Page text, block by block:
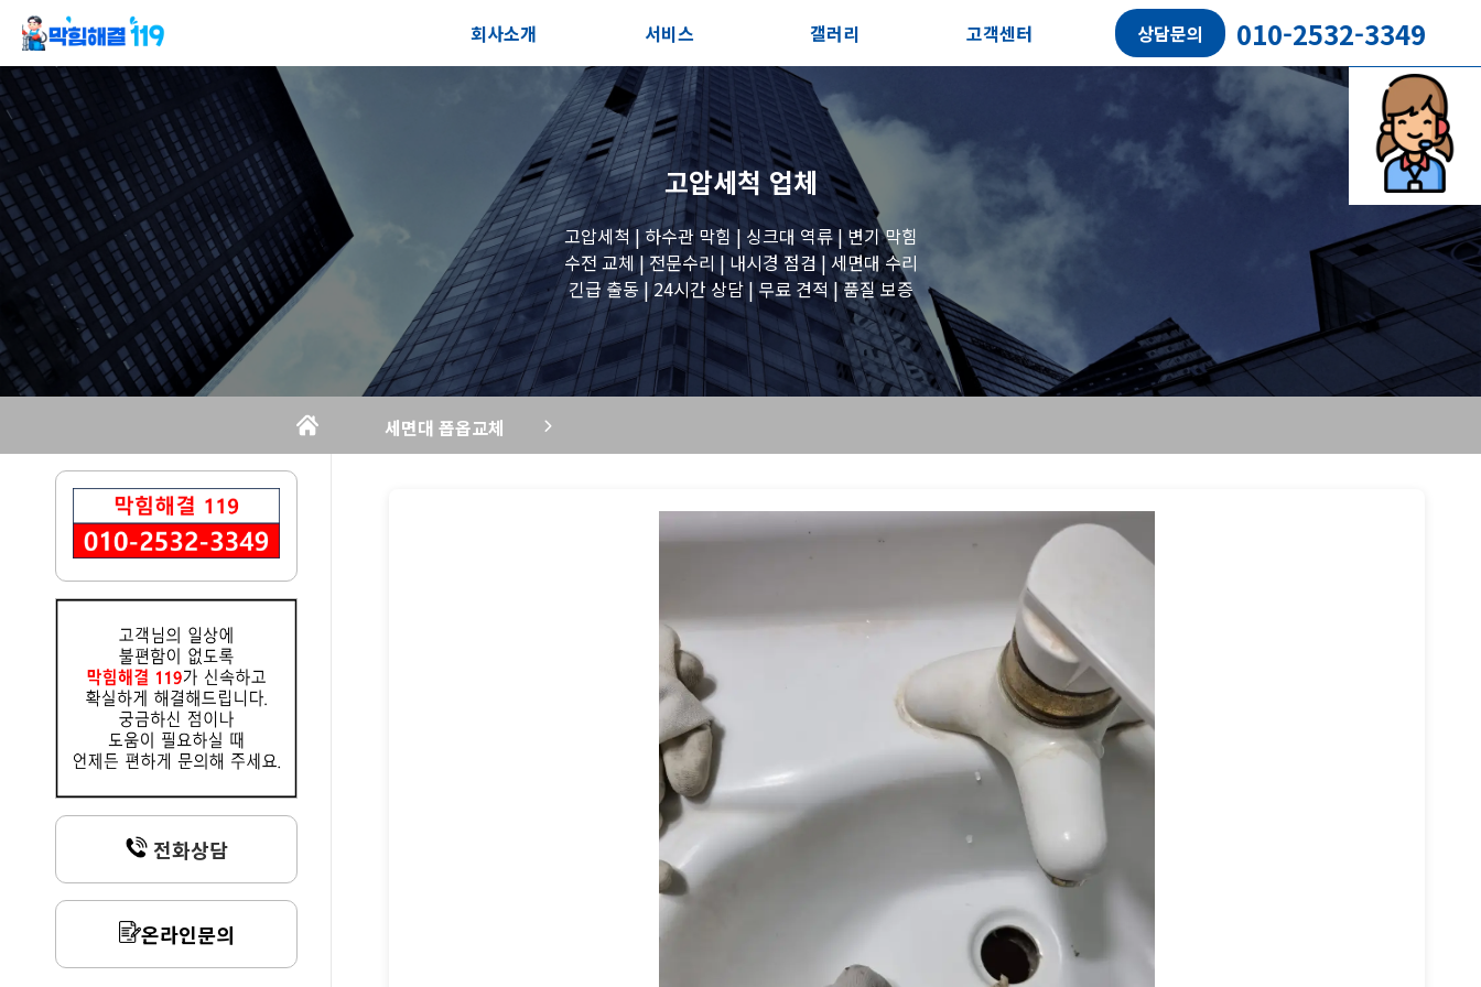
회사소개
공지사항
오시는길
서비스
솔루션
블로그
갤러리
전체보기
세면대 작업
변기 작업
욕조 작업
원룸 수전 작업
고객센터
고객후기
상담문의 010-2532-3349
고압세척업체
고압세척 | 하수관 막힘 | 싱크대 역류 | 변기 막힘
수전 교체 | 전문수리 | 내시경 점검 | 세면대 수리
긴급 출동 | 24시간 상담 | 무료 견적 | 품질 보증
세면대 폽옵교체
전화상담
온라인문의